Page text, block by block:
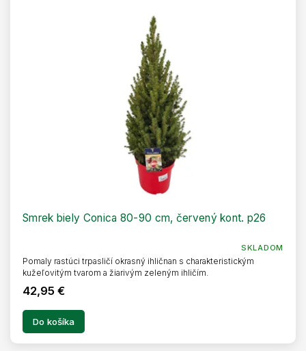
Smrek biely Conica 80-90 cm, červený kont. p26
SKLADOM
42,95 €
Do košíka
Pomaly rastúci trpasličí okrasný ihličnan s charakteristickým
kužeľovitým tvarom a žiarivým zeleným ihličím.